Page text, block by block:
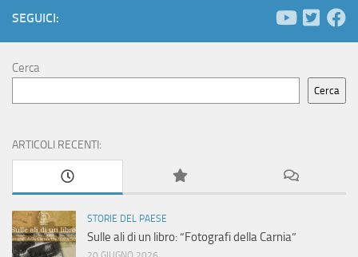
r
c
a
v
a
i
SEGUICI:
Cerca
Cerca
ARTICOLI RECENTI:
STORIE DEL PAESE
Sulle ali di un libro: “Fotografi della Carnia”